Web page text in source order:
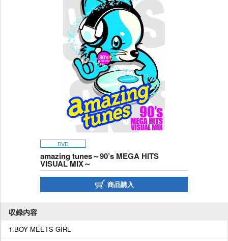
DVD
amazing tunes～90’s MEGA HITS
VISUAL MIX～
商品購入
収録内容
1.BOY MEETS GIRL